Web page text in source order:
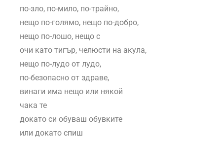
по-зло, по-мило, по-трайно,
нещо по-голямо, нещо по-добро,
нещо по-лошо, нещо с
очи като тигър, челюсти на акула,
нещо по-лудо от лудо,
по-безопасно от здраве,
винаги има нещо или някой
чака те
докато си обуваш обувките
или докато спиш